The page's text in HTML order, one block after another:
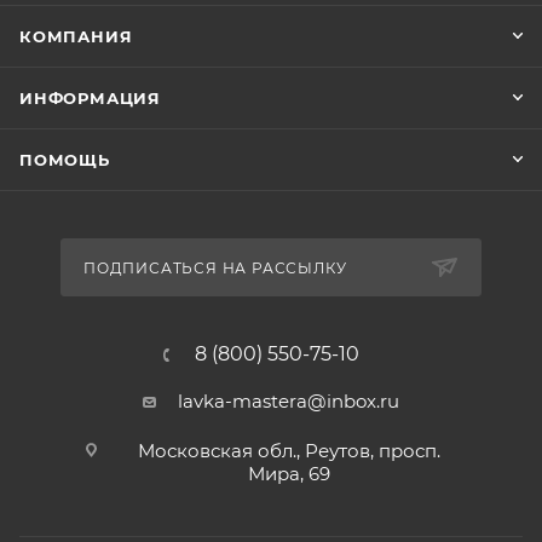
КОМПАНИЯ
ИНФОРМАЦИЯ
ПОМОЩЬ
ПОДПИСАТЬСЯ НА РАССЫЛКУ
8 (800) 550-75-10
lavka-mastera@inbox.ru
Московская обл., Реутов, просп.
Мира, 69